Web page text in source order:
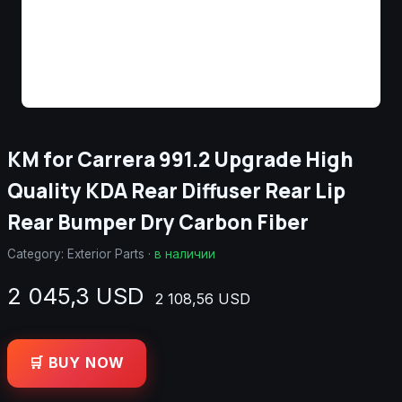
KM for Carrera 991.2 Upgrade High
Quality KDA Rear Diffuser Rear Lip
Rear Bumper Dry Carbon Fiber
Category: Exterior Parts · в наличии
2 045,3 USD 2 108,56 USD
🛒 BUY NOW